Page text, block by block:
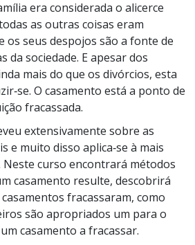
era considerada o alicerce
as outras coisas eram
os seus despojos são a fonte de
da sociedade. E apesar dos
mais do que os divórcios, esta
O casamento está a ponto de
fracassada.
extensivamente sobre as
e muito disso aplica‑se à mais
Neste curso encontrará métodos
casamento resulte, descobrirá
fracassaram, como
são apropriados um para o
casamento a fracassar.